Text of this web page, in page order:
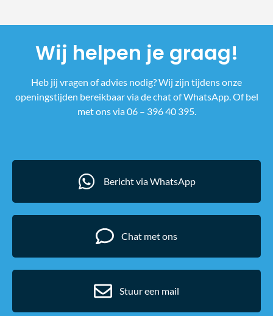
Wij helpen je graag!
Heb jij vragen of advies nodig? Wij zijn tijdens onze
openingstijden bereikbaar via de chat of WhatsApp. Of bel
met ons via 06 – 396 40 395.
Bericht via WhatsApp
Chat met ons
Stuur een mail